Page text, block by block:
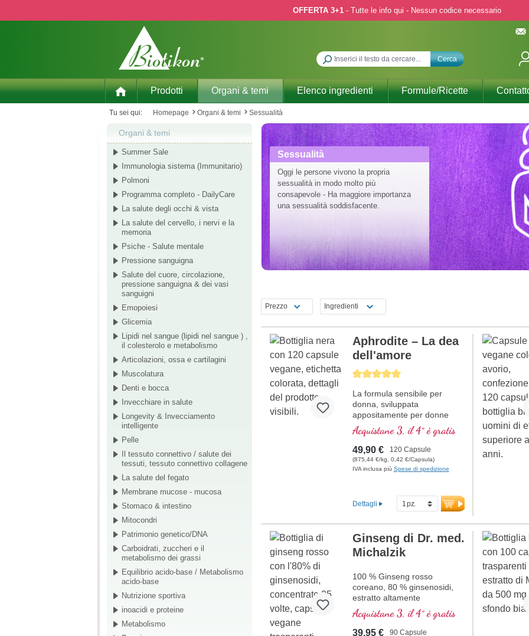
OFFERTA 3+1- Tutte le info qui - Nessun codice necessario
Cerca
Prodotti Organi & temi Elenco ingredienti Formule/Ricette
Tu sei qui: Homepage Organi & temi Sessualità
Organi & temi
Summer Sale
Immunologia sistema (Immunitario)
Polmoni
Programma completo - DailyCare
La salute degli occhi & vista
La salute del cervello, i nervi e la
memoria
Psiche - Salute mentale
Pressione sanguigna
Salute del cuore, circolazione,
pressione sanguigna & dei vasi
sanguigni
Emopoiesi
Glicemia
Lipidi nel sangue (lipidi nel sangue ) ,
il colesterolo e metabolismo
Articolazioni, ossa e cartilagini
Muscolatura
Denti e bocca
Invecchiare in salute
Longevity & Invecciamento
intelligente
Pelle
Il tessuto connettivo / salute dei
tessuti, tessuto connettivo collagene
La salute del fegato
Membrane mucose - mucosa
Stomaco & intestino
Mitocondri
Patrimonio genetico/DNA
Carboidrati, zuccheri e il
metabolismo dei grassi
Equilibrio acido-base / Metabolismo
acido-base
Nutrizione sportiva
inoacidi e proteine
Metabolismo
Sessualità
Oggi le persone vivono la propria
sessualità in modo molto più
consapevole - Ha maggiore importanza
una sessualità soddisfacente.
Prezzo Ingredienti
Average rating of 5 out of 5 stars
Aphrodite – La dea
dell'amore
La formula sensibile per
donna, sviluppata
appositamente per donne
sessualmente attive Sostanze
naturali pure coordinate per
sostenere la tua femminilità.
Acquistane 3, il 4° è gratis
49,90 € 120 Capsule
(875,44 €/kg, 0,42 €/Capsula)
IVA inclusa più Spese di spedizione
Dettagli
Ginseng di Dr. med.
Michalzik
100 % Ginseng rosso
coreano, 80 % ginsenosidi,
estratto altamente
concentrato
Acquistane 3, il 4° è gratis
39,95 € 90 Capsule